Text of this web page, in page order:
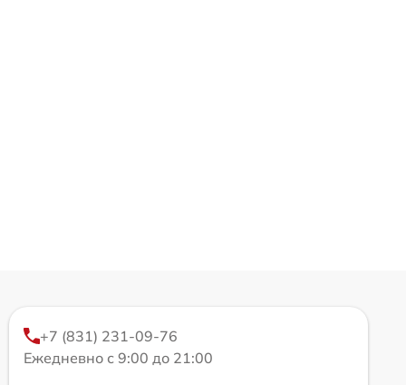
+7 (831) 231-09-76
Ежедневно с 9:00 до 21:00